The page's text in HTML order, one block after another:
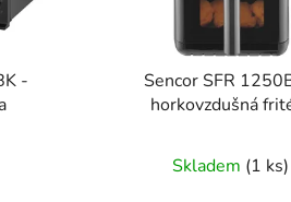
-
Sencor SFR
horkovzdušná
Skladem (1 ks)